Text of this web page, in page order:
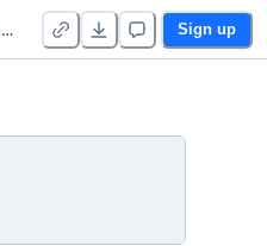
Mestske casti Bratislavy Sign up